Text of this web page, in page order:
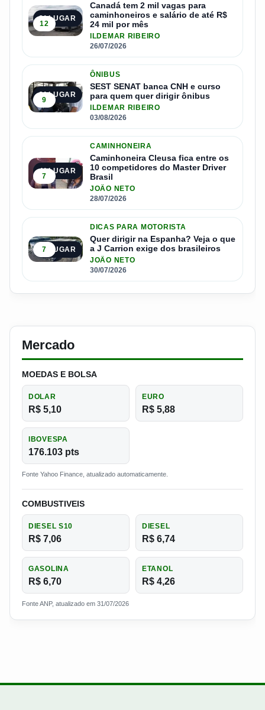
2º LUGAR
12
Canadá tem 2 mil vagas para
caminhoneiros e salário de até R$
24 mil por mês
ILDEMAR RIBEIRO
26/07/2026
3º LUGAR
9
ÔNIBUS
SEST SENAT banca CNH e curso
para quem quer dirigir ônibus
ILDEMAR RIBEIRO
03/08/2026
4º LUGAR
7
CAMINHONEIRA
Caminhoneira Cleusa fica entre os
10 competidores do Master Driver
Brasil
JOÃO NETO
28/07/2026
5º LUGAR
7
DICAS PARA MOTORISTA
Quer dirigir na Espanha? Veja o que
a J Carrion exige dos brasileiros
JOÃO NETO
30/07/2026
Mercado
MOEDAS E BOLSA
DOLAR
R$ 5,10
EURO
R$ 5,88
IBOVESPA
176.103 pts
Fonte Yahoo Finance, atualizado automaticamente.
COMBUSTIVEIS
DIESEL S10
R$ 7,06
DIESEL
R$ 6,74
GASOLINA
R$ 6,70
ETANOL
R$ 4,26
Fonte ANP, atualizado em 31/07/2026